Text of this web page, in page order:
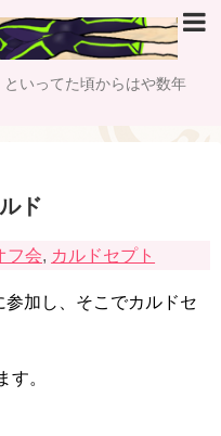
いってた頃からはや数年
ド
フ会, カルドセプト
加し、そこでカルドセ
す。